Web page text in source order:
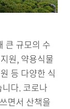
큰 규모의 수
원, 약용식물
등 다양한 식
다. 코로나
면서 산책을